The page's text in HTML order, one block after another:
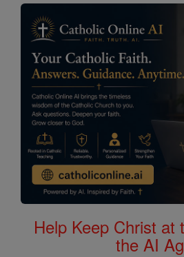
Help Keep Christ at
the AI